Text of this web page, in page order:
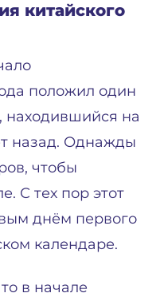
китайского
положил один
находившийся на
назад. Однажды
чтобы
С тех пор этот
днём первого
календаре.
в начале